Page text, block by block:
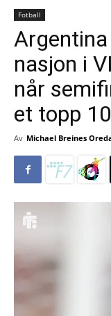
Fotball
nasjon i
når
et topp
Av Michael Breines